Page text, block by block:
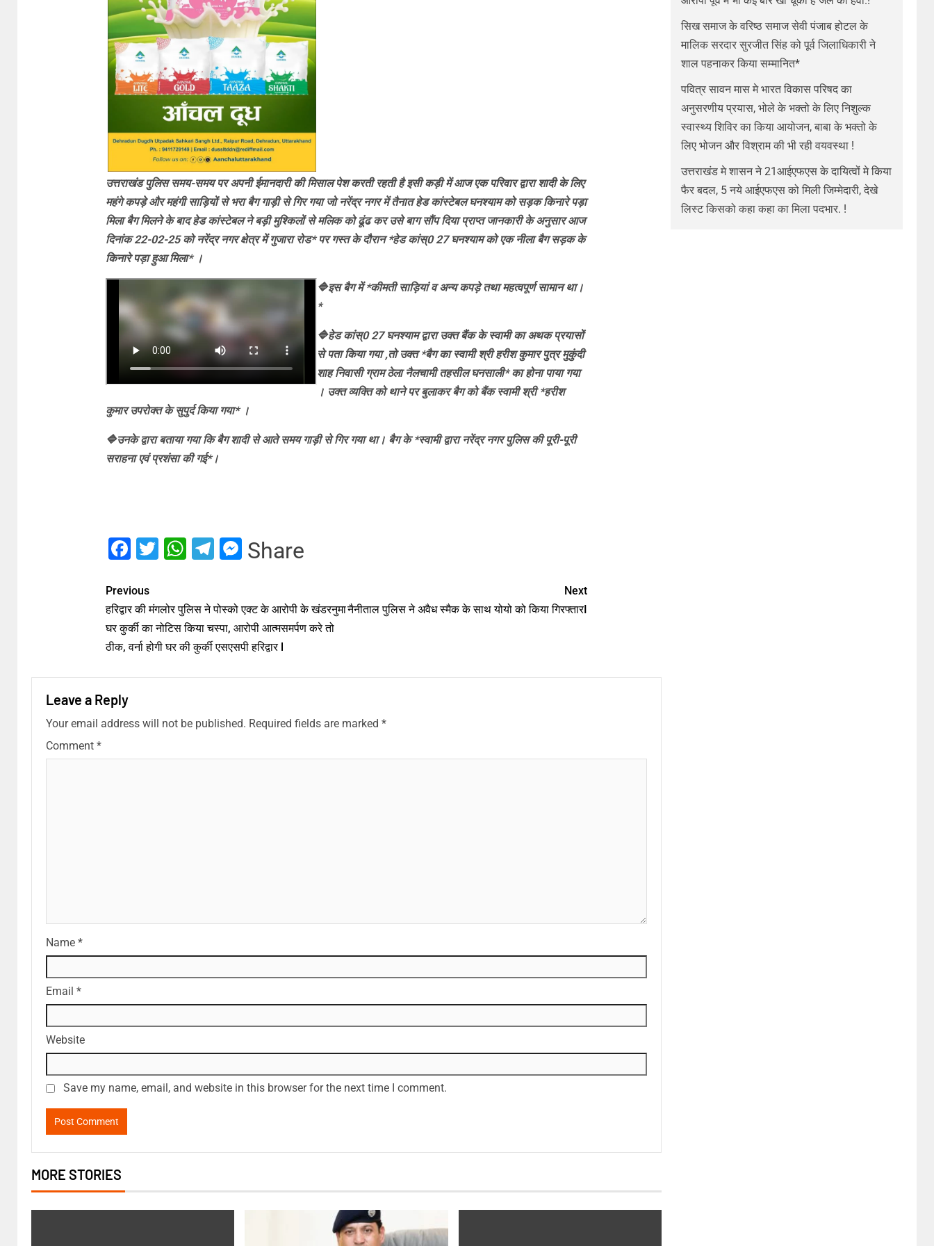
उत्तराखंड पुलिस समय-समय पर अपनी ईमानदारी की मिसाल पेश करती रहती है इसी कड़ी में आज एक परिवार द्वारा शादी के लिए
महंगे कपड़े और महंगी साड़ियों से भरा बैग गाड़ी से गिर गया जो नरेंद्र नगर में तैनात हेड कांस्टेबल घनश्याम को सड़क किनारे पड़ा
मिला बैग मिलने के बाद हेड कांस्टेबल ने बड़ी मुश्किलों से मलिक को ढूंढ कर उसे बाग सौंप दिया प्राप्त जानकारी के अनुसारआज
दिनांक 22-02-25 को नरेंद्र नगर क्षेत्र में गुजारा रोड* पर गस्त के दौरान *हेड कांस्0 27 घनश्याम को एक नीला बैग सड़क के
किनारे पड़ा हुआ मिला* ।
🔷इस बैग में *कीमती साड़ियां व अन्य कपड़े तथा महत्वपूर्ण सामान था।
*
🔷हेड कांस्0 27 घनश्याम द्वारा उक्त बैंक के स्वामी का अथक प्रयासों
से पता किया गया ,तो उक्त *बैग का स्वामी श्री हरीश कुमार पुत्र मुकुंदी
शाह निवासी ग्राम ठेला नैलचामी तहसील घनसाली* का होना पाया गया
। उक्त व्यक्ति को थाने पर बुलाकर बैग को बैंक स्वामी श्री *हरीश
कुमार उपरोक्त के सुपुर्द किया गया* ।
🔷उनके द्वारा बताया गया कि बैग शादी से आते समय गाड़ी से गिर गया था। बैग के *स्वामी द्वारा नरेंद्र नगर पुलिस की पूरी-पूरी
सराहना एवं प्रशंसा की गई*।
Facebook
Twitter
WhatsApp
Telegram
Messenger
Share
Previous
हरिद्वार की मंगलोर पुलिस ने पोस्को एक्ट के आरोपी के खंडरनुमा
घर कुर्की का नोटिस किया चस्पा, आरोपी आत्मसमर्पण करे तो
ठीक, वर्ना होगी घर की कुर्की एसएसपी हरिद्वार l
Next
नैनीताल पुलिस ने अवैध स्मैक के साथ योयो को किया गिरफ्तारI
Leave a Reply
Your email address will not be published. Required fields are marked *
Comment *
Name *
Email *
Website
Save my name, email, and website in this browser for the next time I comment.
MORE STORIES
सिख समाज के वरिष्ठ समाज सेवी पंजाब होटल के
मालिक सरदार सुरजीत सिंह को पूर्व जिलाधिकारी ने
शाल पहनाकर किया सम्मानित*
पवित्र सावन मास मे भारत विकास परिषद का
अनुसरणीय प्रयास, भोले के भक्तो के लिए निशुल्क
स्वास्थ्य शिविर का किया आयोजन, बाबा के भक्तो के
लिए भोजन और विश्राम की भी रही वयवस्था !
उत्तराखंड मे शासन ने 21आईएफएस के दायित्वों मे किया
फैर बदल, 5 नये आईएफएस को मिली जिम्मेदारी, देखे
लिस्ट किसको कहा कहा का मिला पदभार. !